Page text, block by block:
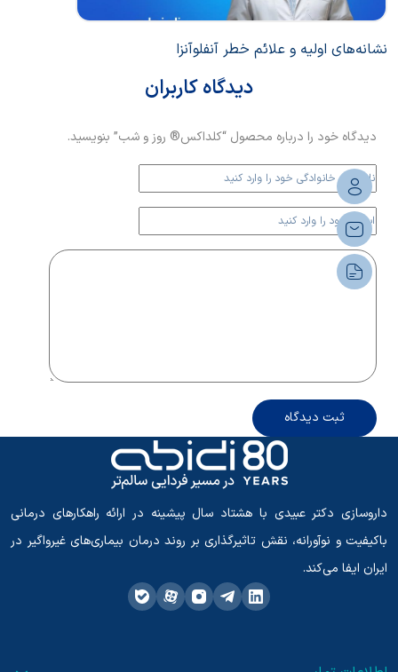
نشانه‌های اولیه و علائم خطر آنفلوآنزا
دیدگاه کاربران
دیدگاه خود را درباره محصول “کلداکس® روز و شب” بنویسید.
ثبت دیدگاه
داروسازی دکتر عبیدی با هشتاد سال پیشینه در ارائه راهکارهای درمانی
باکیفیت و نوآورانه، نقش تاثیرگذاری بر روند درمان بیماری‌های غیرواگیر در
ایران ایفا می‌کند.